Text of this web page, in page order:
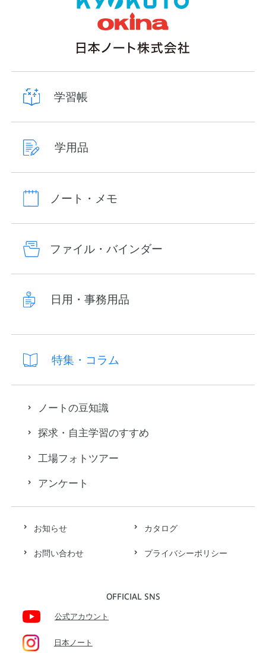
お知らせ カタログ
お問い合わせ プライバシーポリシー
OFFICIAL SNS
公式アカウント
日本ノート
学習帳
学用品
ノート・メモ
ファイル・バインダー
日用・事務用品
特集・コラム
ノートの豆知識
探求・自主学習のすすめ
工場フォトツアー
アンケート